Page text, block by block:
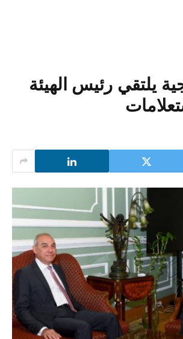
يلتقي رئيس الهيئة